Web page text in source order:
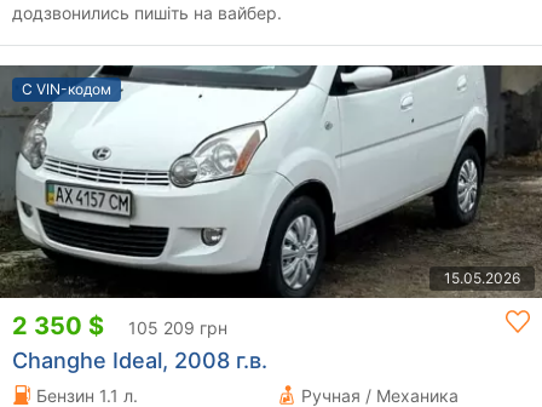
додзвонились пишіть на вайбер.
С VIN-кодом
15.05.2026
2 350 $ 105 209 грн
Changhe Ideal, 2008 г.в.
Бензин 1.1 л.
Ручная / Механика